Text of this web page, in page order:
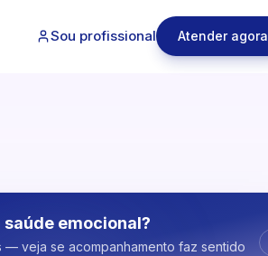
Sou profissional Atender agora
saúde emocional?
— veja se acompanhamento faz sentido